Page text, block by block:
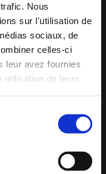
Nous
sur l'utilisation de
sociaux, de
celles-ci
leur avez fournies
utilisation de leurs